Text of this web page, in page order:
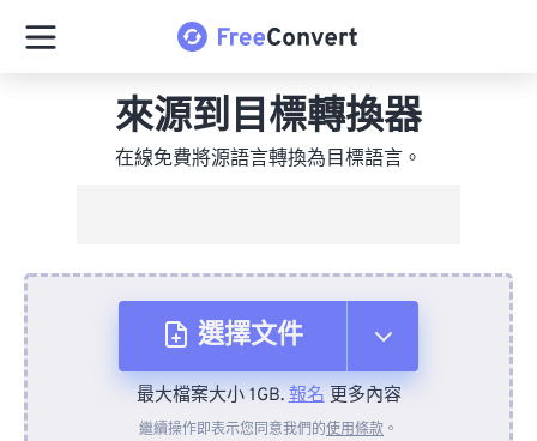
來源到目標轉換器
在線免費將源語言轉換為目標語言。
選擇文件
來自裝置
最大檔案大小 1GB.報名更多內容
繼續操作即表示您同意我們的使用條款 。